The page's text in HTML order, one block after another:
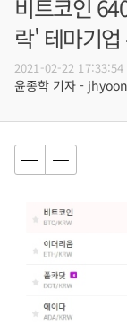
비트코인
락' 테마기
2021-02-22 17:33:54
윤종학 기자 -